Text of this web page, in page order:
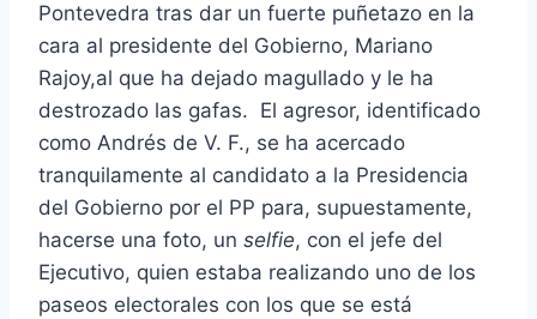
Pontevedra tras dar un fuerte puñetazo en la
cara al presidente del Gobierno, Mariano
Rajoy,al que ha dejado magullado y le ha
destrozado las gafas. El agresor, identificado
como Andrés de V. F., se ha acercado
tranquilamente al candidato a la Presidencia
del Gobierno por el PP para, supuestamente,
hacerse una foto, un selfie, con el jefe del
Ejecutivo, quien estaba realizando uno de los
paseos electorales con los que se está